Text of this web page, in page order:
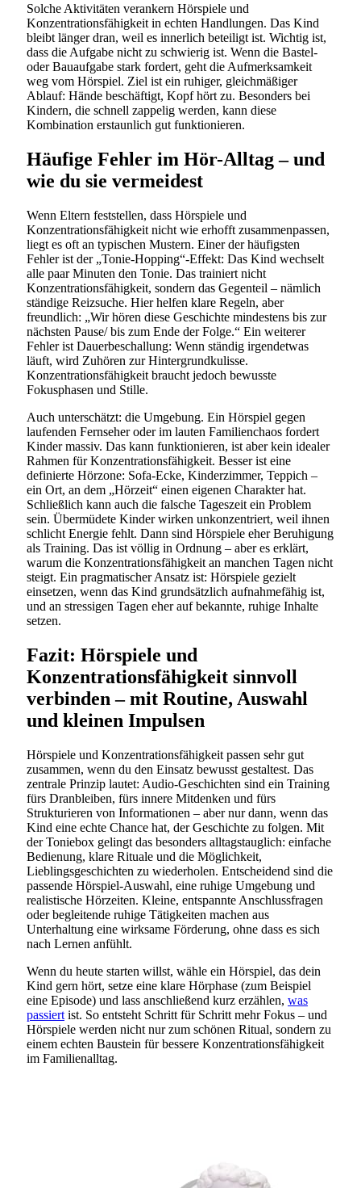
Solche Aktivitäten verankern Hörspiele und
Konzentrationsfähigkeit in echten Handlungen. Das Kind
bleibt länger dran, weil es innerlich beteiligt ist. Wichtig ist,
dass die Aufgabe nicht zu schwierig ist. Wenn die Bastel-
oder Bauaufgabe stark fordert, geht die Aufmerksamkeit
weg vom Hörspiel. Ziel ist ein ruhiger, gleichmäßiger
Ablauf: Hände beschäftigt, Kopf hört zu. Besonders bei
Kindern, die schnell zappelig werden, kann diese
Kombination erstaunlich gut funktionieren.
Häufige Fehler im Hör-Alltag – und
wie du sie vermeidest
Wenn Eltern feststellen, dass Hörspiele und
Konzentrationsfähigkeit nicht wie erhofft zusammenpassen,
liegt es oft an typischen Mustern. Einer der häufigsten
Fehler ist der „Tonie-Hopping“-Effekt: Das Kind wechselt
alle paar Minuten den Tonie. Das trainiert nicht
Konzentrationsfähigkeit, sondern das Gegenteil – nämlich
ständige Reizsuche. Hier helfen klare Regeln, aber
freundlich: „Wir hören diese Geschichte mindestens bis zur
nächsten Pause/ bis zum Ende der Folge.“ Ein weiterer
Fehler ist Dauerbeschallung: Wenn ständig irgendetwas
läuft, wird Zuhören zur Hintergrundkulisse.
Konzentrationsfähigkeit braucht jedoch bewusste
Fokusphasen und Stille.
Auch unterschätzt: die Umgebung. Ein Hörspiel gegen
laufenden Fernseher oder im lauten Familienchaos fordert
Kinder massiv. Das kann funktionieren, ist aber kein idealer
Rahmen für Konzentrationsfähigkeit. Besser ist eine
definierte Hörzone: Sofa-Ecke, Kinderzimmer, Teppich –
ein Ort, an dem „Hörzeit“ einen eigenen Charakter hat.
Schließlich kann auch die falsche Tageszeit ein Problem
sein. Übermüdete Kinder wirken unkonzentriert, weil ihnen
schlicht Energie fehlt. Dann sind Hörspiele eher Beruhigung
als Training. Das ist völlig in Ordnung – aber es erklärt,
warum die Konzentrationsfähigkeit an manchen Tagen nicht
steigt. Ein pragmatischer Ansatz ist: Hörspiele gezielt
einsetzen, wenn das Kind grundsätzlich aufnahmefähig ist,
und an stressigen Tagen eher auf bekannte, ruhige Inhalte
setzen.
Fazit: Hörspiele und
Konzentrationsfähigkeit sinnvoll
verbinden – mit Routine, Auswahl
und kleinen Impulsen
Hörspiele und Konzentrationsfähigkeit passen sehr gut
zusammen, wenn du den Einsatz bewusst gestaltest. Das
zentrale Prinzip lautet: Audio-Geschichten sind ein Training
fürs Dranbleiben, fürs innere Mitdenken und fürs
Strukturieren von Informationen – aber nur dann, wenn das
Kind eine echte Chance hat, der Geschichte zu folgen. Mit
der Toniebox gelingt das besonders alltagstauglich: einfache
Bedienung, klare Rituale und die Möglichkeit,
Lieblingsgeschichten zu wiederholen. Entscheidend sind die
passende Hörspiel-Auswahl, eine ruhige Umgebung und
realistische Hörzeiten. Kleine, entspannte Anschlussfragen
oder begleitende ruhige Tätigkeiten machen aus
Unterhaltung eine wirksame Förderung, ohne dass es sich
nach Lernen anfühlt.
Wenn du heute starten willst, wähle ein Hörspiel, das dein
Kind gern hört, setze eine klare Hörphase (zum Beispiel
eine Episode) und lass anschließend kurz erzählen, was
passiert ist. So entsteht Schritt für Schritt mehr Fokus – und
Hörspiele werden nicht nur zum schönen Ritual, sondern zu
einem echten Baustein für bessere Konzentrationsfähigkeit
im Familienalltag.